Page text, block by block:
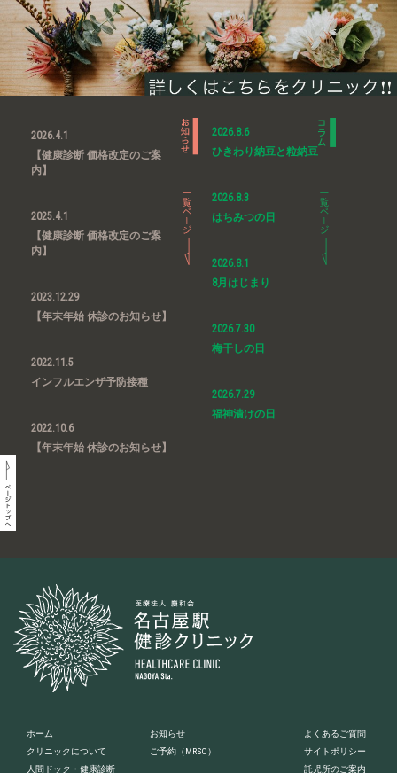
2026.4.1
【健康診断 価格改定のご案
内】
2025.4.1
【健康診断 価格改定のご案
内】
2023.12.29
【年末年始 休診のお知らせ】
2022.11.5
インフルエンザ予防接種
2022.10.6
【年末年始 休診のお知らせ】
2026.8.6
ひきわり納豆と粒納豆
2026.8.3
はちみつの日
2026.8.1
8月はじまり
2026.7.30
梅干しの日
2026.7.29
福神漬けの日
ホーム
クリニックについて
人間ドック・健康診断
お知らせ
ご予約 （MRSO）
よくあるご質問
サイトポリシー
託児所のご案内